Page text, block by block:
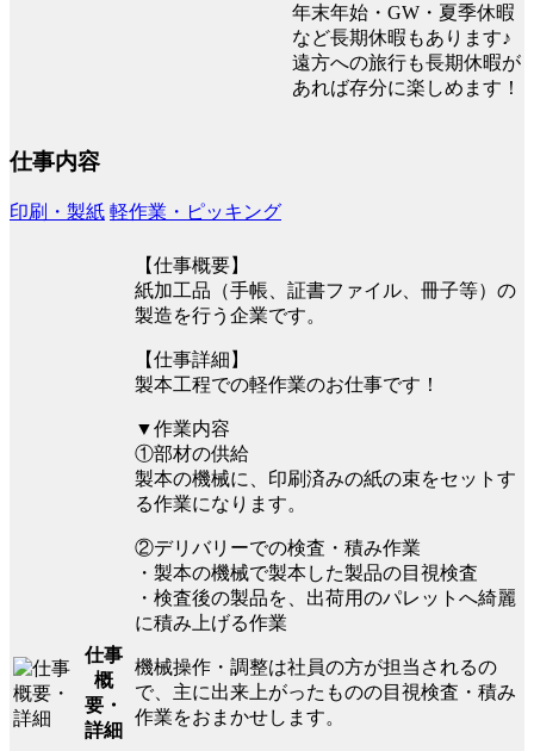
年末年始・GW・夏季休暇
など長期休暇もあります♪
遠方への旅行も長期休暇が
あれば存分に楽しめます！
仕事内容
印刷・製紙 軽作業・ピッキング
仕事
概
要・
詳細
【仕事概要】
紙加工品（手帳、証書ファイル、冊子等）の
製造を行う企業です。
【仕事詳細】
製本工程での軽作業のお仕事です！
▼作業内容
①部材の供給
製本の機械に、印刷済みの紙の束をセットす
る作業になります。
②デリバリーでの検査・積み作業
・製本の機械で製本した製品の目視検査
・検査後の製品を、出荷用のパレットへ綺麗
に積み上げる作業
機械操作・調整は社員の方が担当されるの
で、主に出来上がったものの目視検査・積み
作業をおまかせします。